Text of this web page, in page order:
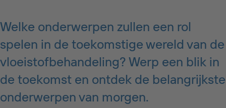
Welke onderwerpen zullen een rol
spelen in de toekomstige wereld van de
vloeistofbehandeling? Werp een blik in
de toekomst en ontdek de belangrijkste
onderwerpen van morgen.